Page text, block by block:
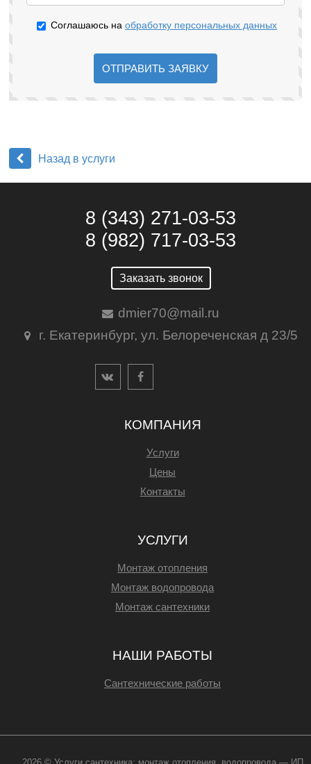
Соглашаюсь на обработку персональных данных
ОТПРАВИТЬ ЗАЯВКУ
Назад в услуги
8 (343) 271-03-53
8 (982) 717-03-53
Заказать звонок
dmier70@mail.ru
г. Екатеринбург, ул. Белореченская д 23/5
КОМПАНИЯ
Услуги
Цены
Контакты
УСЛУГИ
Монтаж отопления
Монтаж водопровода
Монтаж сантехники
НАШИ РАБОТЫ
Сантехнические работы